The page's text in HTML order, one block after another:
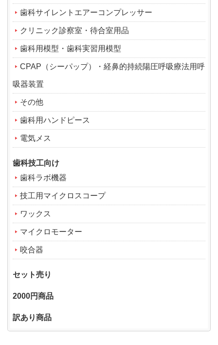
歯科サイレントエアーコンプレッサー
クリニック診察室・待合室用品
歯科用模型・歯科実習用模型
CPAP（シーパップ）・経鼻的持続陽圧呼吸療法用呼
吸器装置
その他
歯科用ハンドピース
電気メス
歯科技工向け
歯科ラボ機器
技工用マイクロスコープ
ワックス
マイクロモーター
咬合器
セット売り
2000円商品
訳あり商品